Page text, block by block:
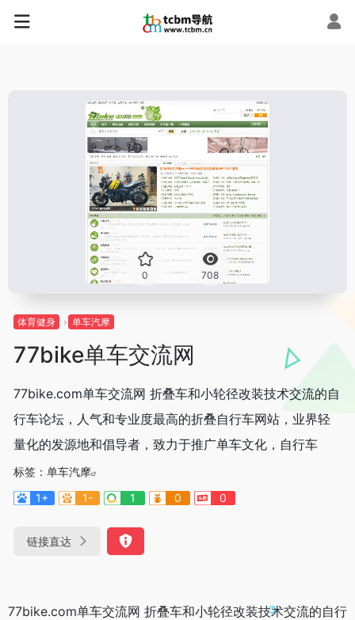
0 708
体育健身 单车汽摩
77bike单车交流网
77bike.com单车交流网 折叠车和小轮径改装技术交流的自
行车论坛，人气和专业度最高的折叠自行车网站，业界轻
量化的发源地和倡导者，致力于推广单车文化，自行车
标签： 单车汽摩
1+
1- 1 0 0
链接直达
77bike.com单车交流网 折叠车和小轮径改装技术交流的自行